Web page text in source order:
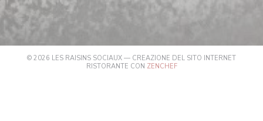
© 2026 LES RAISINS SOCIAUX — CREAZIONE DEL SITO INTERNET
RISTORANTE CON ZENCHEF((APRE UNA NUOVA